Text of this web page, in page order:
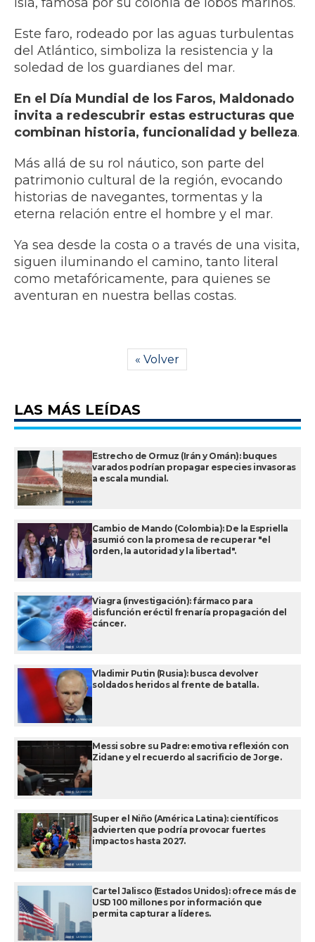
isla, famosa por su colonia de lobos marinos.
Este faro, rodeado por las aguas turbulentas
del Atlántico, simboliza la resistencia y la
soledad de los guardianes del mar.
En el Día Mundial de los Faros, Maldonado
invita a redescubrir estas estructuras que
combinan historia, funcionalidad y belleza.
Más allá de su rol náutico, son parte del
patrimonio cultural de la región, evocando
historias de navegantes, tormentas y la
eterna relación entre el hombre y el mar.
Ya sea desde la costa o a través de una visita,
siguen iluminando el camino, tanto literal
como metafóricamente, para quienes se
aventuran en nuestra bellas costas.
« Volver
LAS MÁS LEÍDAS
Estrecho de Ormuz (Irán y Omán): buques
varados podrían propagar especies invasoras
a escala mundial.
Cambio de Mando (Colombia): De la Espriella
asumió con la promesa de recuperar "el
orden, la autoridad y la libertad".
Viagra (investigación): fármaco para
disfunción eréctil frenaría propagación del
cáncer.
Vladimir Putin (Rusia): busca devolver
soldados heridos al frente de batalla.
Messi sobre su Padre: emotiva reflexión con
Zidane y el recuerdo al sacrificio de Jorge.
Super el Niño (América Latina): científicos
advierten que podría provocar fuertes
impactos hasta 2027.
Cartel Jalisco (Estados Unidos): ofrece más de
USD 100 millones por información que
permita capturar a líderes.